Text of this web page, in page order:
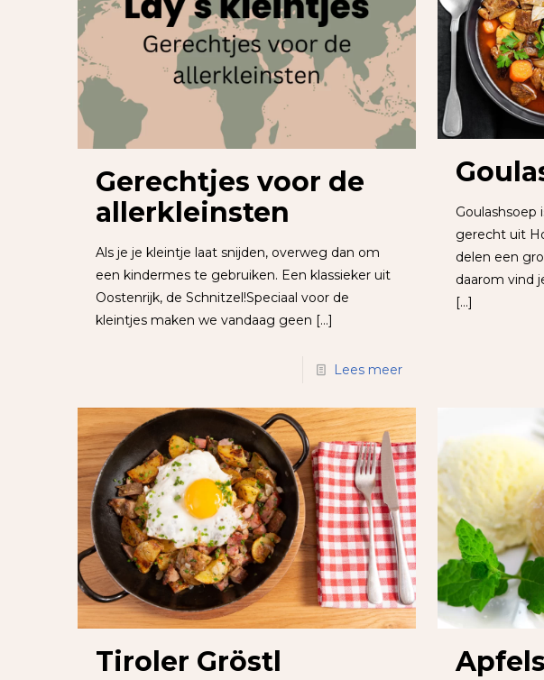
Gerechtjes voor de
allerkleinsten
Als je je kleintje laat snijden, overweg dan om
een kindermes te gebruiken. Een klassieker uit
Oostenrijk, de Schnitzel!Speciaal voor de
kleintjes maken we vandaag geen […]
Lees meer
Goulashsoep
gerecht uit
delen een
daarom vind
[…]
Tiroler Gröstl